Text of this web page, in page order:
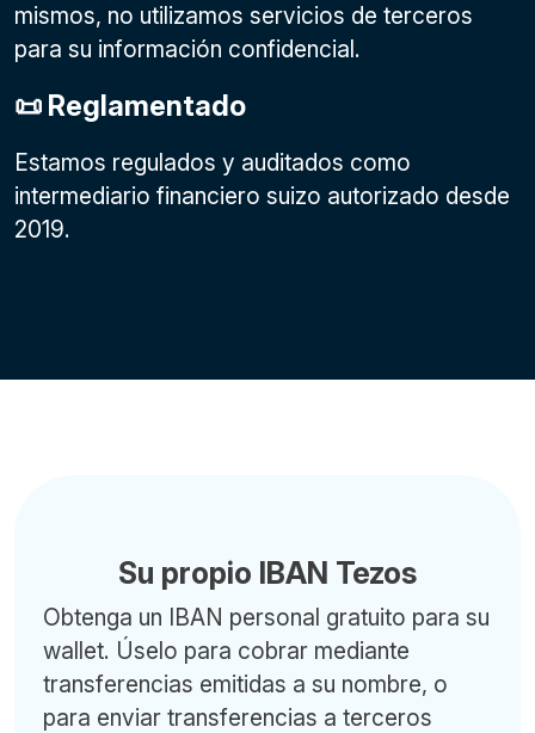
mismos, no utilizamos servicios de terceros
para su información confidencial.
📜 Reglamentado
Estamos regulados y auditados como
intermediario financiero suizo autorizado desde
2019.
Su propio IBAN Tezos
Obtenga un IBAN personal gratuito para su
wallet. Úselo para cobrar mediante
transferencias emitidas a su nombre, o
para enviar transferencias a terceros